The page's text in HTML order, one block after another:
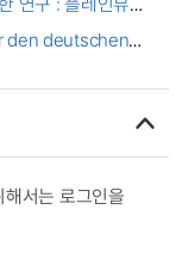
den deutschen
서는 로그인을